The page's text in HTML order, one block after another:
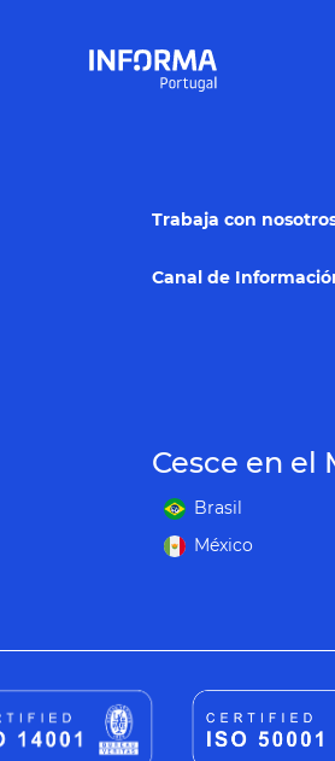
Trabaja con
Canal de
Cesce en el
Brasil
México